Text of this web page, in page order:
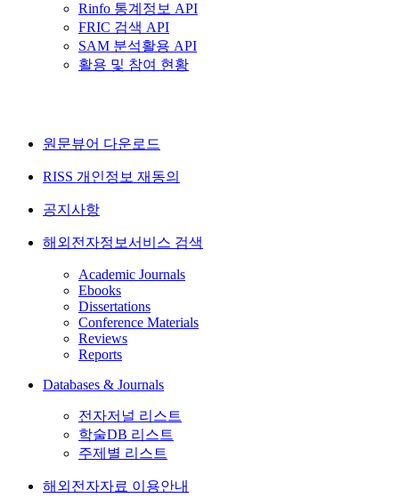
Rinfo 통계정보 API
FRIC 검색 API
SAM 분석활용 API
활용 및 참여 현황
원문뷰어 다운로드
RISS 개인정보 재동의
공지사항
해외전자정보서비스 검색
Academic Journals
Ebooks
Dissertations
Conference Materials
Reviews
Reports
Databases & Journals
전자저널 리스트
학술DB 리스트
주제별 리스트
해외전자자료 이용안내